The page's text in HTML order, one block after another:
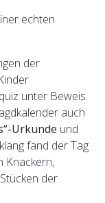
echten
der
unter Beweis.
auch
Urkunde und
fand der Tag
Knackern,
der